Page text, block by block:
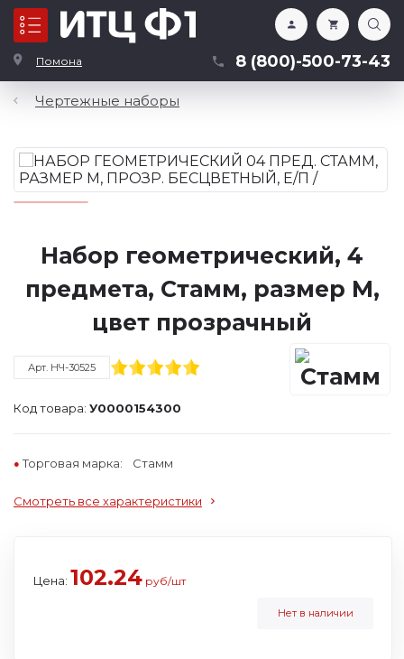
Помона 8 (800)-500-73-43
Каталог
Чертежные наборы
Набор геометрический, 4
предмета, Стамм, размер М,
цвет прозрачный
Арт. НЧ-30525
Код товара: У0000154300
Торговая марка: Стамм
Смотреть все характеристики
Цена: 102.24 руб/шт
Нет в наличии